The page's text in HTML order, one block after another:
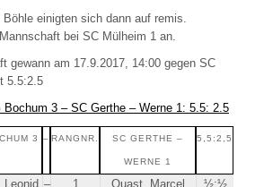
Böhle einigten sich dann auf remis.
bei SC Mülheim 1 an.
gewann am 17.9.2017, 14:00 gegen SC
5.5:2.5
Bochum 3 – SC Gerthe – Werne 1: 5.5: 2.5
3 – RANGNR. SC GERTHE –
WERNE 1
5,5:2,5
Leonid – 1 Quast, Marcel
½:½